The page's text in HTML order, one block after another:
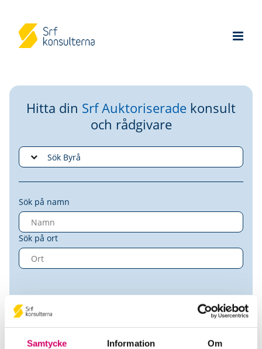
Samtycke Information Om
Hitta din Srf Auktoriserade konsult
och rådgivare
Sök på namn
Sök på ort